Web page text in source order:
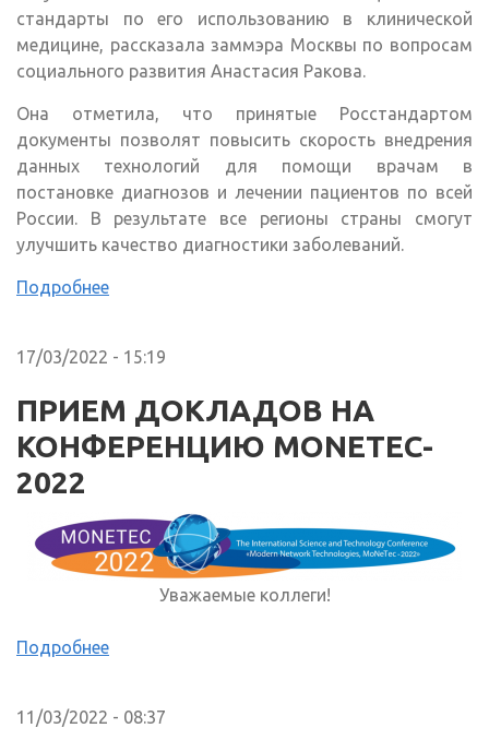
стандарты по его использованию в клинической
медицине, рассказала заммэра Москвы по вопросам
социального развития Анастасия Ракова.
Она отметила, что принятые Росстандартом
документы позволят повысить скорость внедрения
данных технологий для помощи врачам в
постановке диагнозов и лечении пациентов по всей
России. В результате все регионы страны смогут
улучшить качество диагностики заболеваний.
Подробнее
17/03/2022 - 15:19
ПРИЕМ ДОКЛАДОВ НА
КОНФЕРЕНЦИЮ MONETEC-
2022
Уважаемые коллеги!
Подробнее
11/03/2022 - 08:37